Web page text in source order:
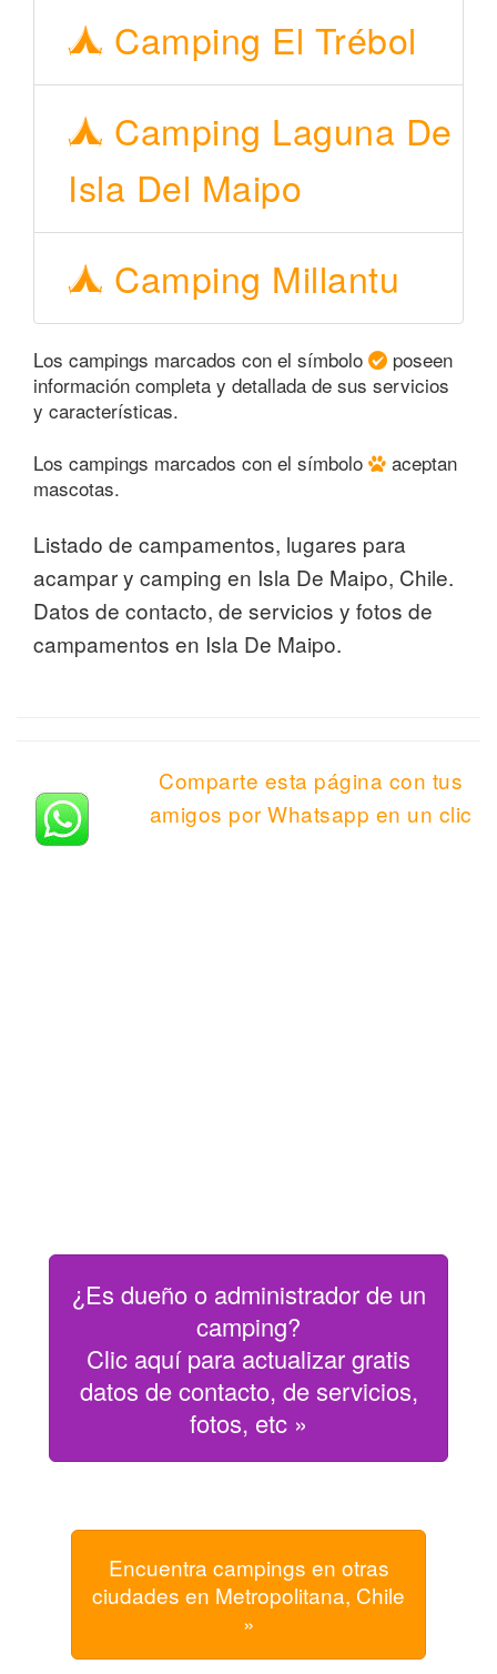
Camping El Trébol
Camping Laguna De
Isla Del Maipo
Camping Millantu
Los campings marcados con el símbolo
poseen
información completa y detallada de sus servicios
y características.
Los campings marcados con el símbolo
aceptan
mascotas.
Listado de campamentos, lugares para
acampar y camping en Isla De Maipo, Chile.
Datos de contacto, de servicios y fotos de
campamentos en Isla De Maipo.
Comparte esta página con tus
amigos por Whatsapp en un clic
¿Es dueño o administrador de un
camping?
Clic aquí para actualizar gratis
datos de contacto, de servicios,
fotos, etc »
Encuentra campings en otras
ciudades en Metropolitana, Chile
»